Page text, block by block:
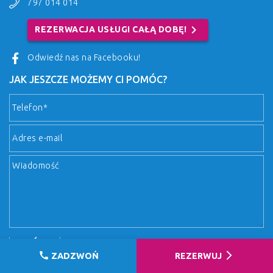
797 014 014
REZERWACJA USŁUGI CAŁĄ DOBĘ! chevron_right
Odwiedź nas na Facebooku!
JAK JESZCZE MOŻEMY CI POMÓC?
call ZADZWOŃ REZERWUJ arrow_forward_ios